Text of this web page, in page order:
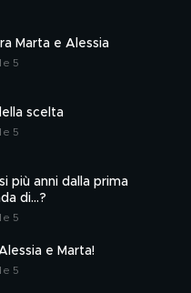
Marta e Alessia
5
scelta
5
più anni dalla prima
di...?
5
e Marta!
5